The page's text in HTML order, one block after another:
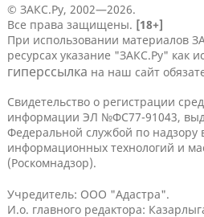
© ЗАКС.Ру, 2002—2026.
Все права защищены. [18+]
При использовании материалов
ресурсах указание "ЗАКС.Ру" как
гиперссылка на наш сайт
Свидетельство о регистрации
информации ЭЛ №ФС77-91043,
Федеральной службой по надзору
информационных технологий и
(Роскомнадзор).
Учредитель: ООО "Адастра".
И.о. главного редактора: